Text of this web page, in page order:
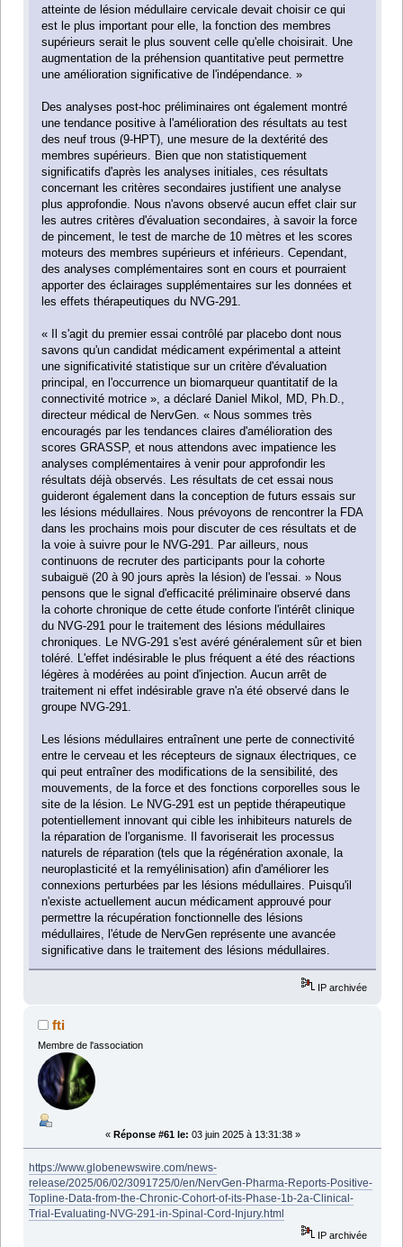
atteinte de lésion médullaire cervicale devait choisir ce qui
est le plus important pour elle, la fonction des membres
supérieurs serait le plus souvent celle qu'elle choisirait. Une
augmentation de la préhension quantitative peut permettre
une amélioration significative de l'indépendance. »
Des analyses post-hoc préliminaires ont également montré
une tendance positive à l'amélioration des résultats au test
des neuf trous (9-HPT), une mesure de la dextérité des
membres supérieurs. Bien que non statistiquement
significatifs d'après les analyses initiales, ces résultats
concernant les critères secondaires justifient une analyse
plus approfondie. Nous n'avons observé aucun effet clair sur
les autres critères d'évaluation secondaires, à savoir la force
de pincement, le test de marche de 10 mètres et les scores
moteurs des membres supérieurs et inférieurs. Cependant,
des analyses complémentaires sont en cours et pourraient
apporter des éclairages supplémentaires sur les données et
les effets thérapeutiques du NVG-291.
« Il s'agit du premier essai contrôlé par placebo dont nous
savons qu'un candidat médicament expérimental a atteint
une significativité statistique sur un critère d'évaluation
principal, en l'occurrence un biomarqueur quantitatif de la
connectivité motrice », a déclaré Daniel Mikol, MD, Ph.D.,
directeur médical de NervGen. « Nous sommes très
encouragés par les tendances claires d'amélioration des
scores GRASSP, et nous attendons avec impatience les
analyses complémentaires à venir pour approfondir les
résultats déjà observés. Les résultats de cet essai nous
guideront également dans la conception de futurs essais sur
les lésions médullaires. Nous prévoyons de rencontrer la FDA
dans les prochains mois pour discuter de ces résultats et de
la voie à suivre pour le NVG-291. Par ailleurs, nous
continuons de recruter des participants pour la cohorte
subaiguë (20 à 90 jours après la lésion) de l'essai. » Nous
pensons que le signal d'efficacité préliminaire observé dans
la cohorte chronique de cette étude conforte l'intérêt clinique
du NVG-291 pour le traitement des lésions médullaires
chroniques. Le NVG-291 s'est avéré généralement sûr et bien
toléré. L'effet indésirable le plus fréquent a été des réactions
légères à modérées au point d'injection. Aucun arrêt de
traitement ni effet indésirable grave n'a été observé dans le
groupe NVG-291.
Les lésions médullaires entraînent une perte de connectivité
entre le cerveau et les récepteurs de signaux électriques, ce
qui peut entraîner des modifications de la sensibilité, des
mouvements, de la force et des fonctions corporelles sous le
site de la lésion. Le NVG-291 est un peptide thérapeutique
potentiellement innovant qui cible les inhibiteurs naturels de
la réparation de l'organisme. Il favoriserait les processus
naturels de réparation (tels que la régénération axonale, la
neuroplasticité et la remyélinisation) afin d'améliorer les
connexions perturbées par les lésions médullaires. Puisqu'il
n'existe actuellement aucun médicament approuvé pour
permettre la récupération fonctionnelle des lésions
médullaires, l'étude de NervGen représente une avancée
significative dans le traitement des lésions médullaires.
IP archivée
fti
Membre de l'association
« Réponse #61 le: 03 juin 2025 à 13:31:38 »
https://www.globenewswire.com/news-
release/2025/06/02/3091725/0/en/NervGen-Pharma-Reports-Positive-
Topline-Data-from-the-Chronic-Cohort-of-its-Phase-1b-2a-Clinical-
Trial-Evaluating-NVG-291-in-Spinal-Cord-Injury.html
IP archivée